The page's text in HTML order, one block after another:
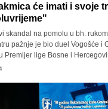
će imati i svoje
skandal na pomolu u bh.
pažnje je bio duel Vogošće i
Premijer lige Bosne i